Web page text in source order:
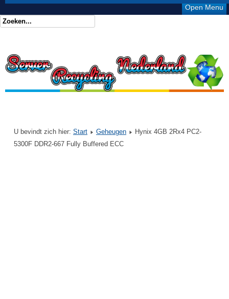
Open Menu
U bevindt zich hier: Start Geheugen
Hynix 4GB 2Rx4 PC2-
5300F DDR2-667 Fully Buffered ECC